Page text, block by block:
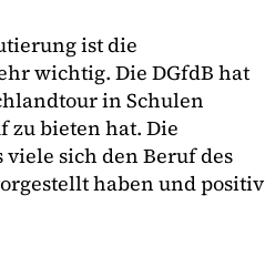
ist die
wichtig. Die DGfdB hat
in Schulen
zu bieten hat. Die
sich den Beruf des
haben und positiv